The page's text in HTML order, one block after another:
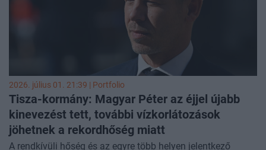
Központ közreműködésével fogták el az elkövetőket. Az
ügyészek több helyszínen kutatást tartottak, és több millió
forintnyi kenőpénzt foglaltak le.
2026. július 01. 21:39 | Portfolio
Tisza-kormány: Magyar Péter az éjjel újabb
kinevezést tett, további vízkorlátozások
jöhetnek a rekordhőség miatt
A rendkívüli hőség és az egyre több helyen jelentkező